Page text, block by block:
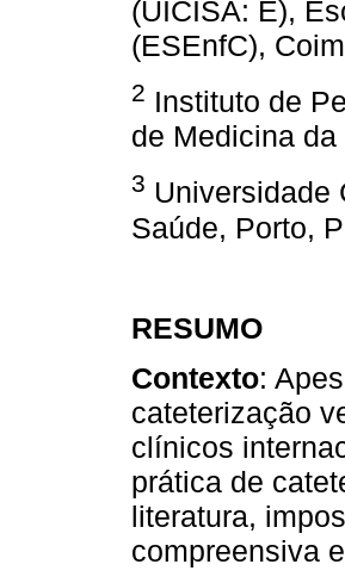
(UICISA: E),
(ESEnfC),
2 Instituto de
de Medicina
3 Universidade
Saúde, Porto,
RESUMO
Contexto:
cateterização
clínicos
prática de
literatura,
compreensiva